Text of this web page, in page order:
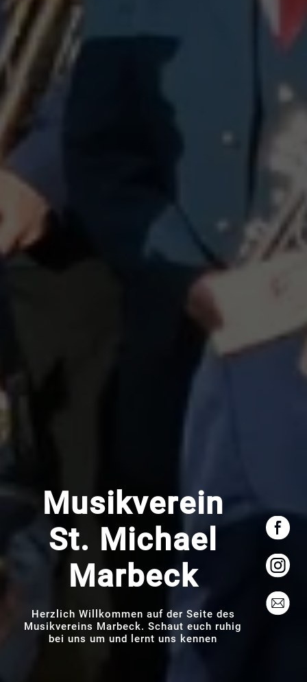
Musikverein
St. Michael
Marbeck
Herzlich Willkommen auf der Seite des
Musikvereins Marbeck. Schaut euch ruhig
bei uns um und lernt uns kennen